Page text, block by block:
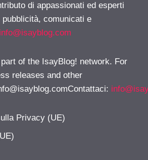
di appassionati ed esperti
comunicati e
info@isayblog.com
of the IsayBlog! network. For
releases and other
:
Privacy (UE)